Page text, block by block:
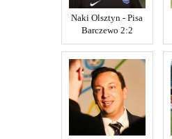
Naki Olsztyn - Pisa
Barczewo 2:2